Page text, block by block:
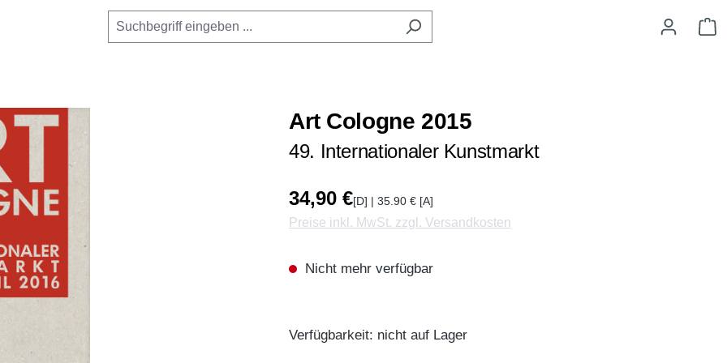
Art Cologne 2015
49. Internationaler Kunstmarkt
34,90 €[D] | 35.90 € [A]
Preise inkl. MwSt. zzgl. Versandkosten
Nicht mehr verfügbar
Verfügbarkeit: nicht auf Lager